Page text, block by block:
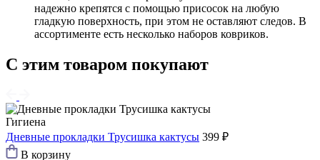
надежно крепятся с помощью присосок на любую
гладкую поверхность, при этом не оставляют следов. В
ассортименте есть несколько наборов ковриков.
С этим товаром покупают
Гигиена
Дневные прокладки Трусишка кактусы 399 ₽
В корзину